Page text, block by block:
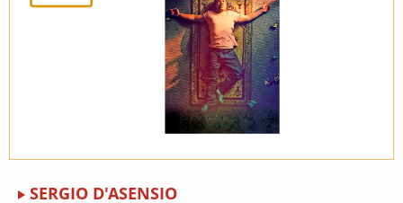
SERGIO D'ASENSIO